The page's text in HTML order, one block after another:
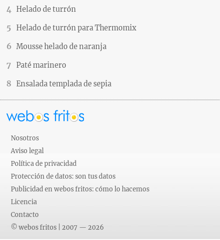
Helado de turrón
Helado de turrón para Thermomix
Mousse helado de naranja
Paté marinero
Ensalada templada de sepia
Nosotros
Aviso legal
Política de privacidad
Protección de datos: son tus datos
Publicidad en webos fritos: cómo lo hacemos
Licencia
Contacto
© webos fritos | 2007 — 2026